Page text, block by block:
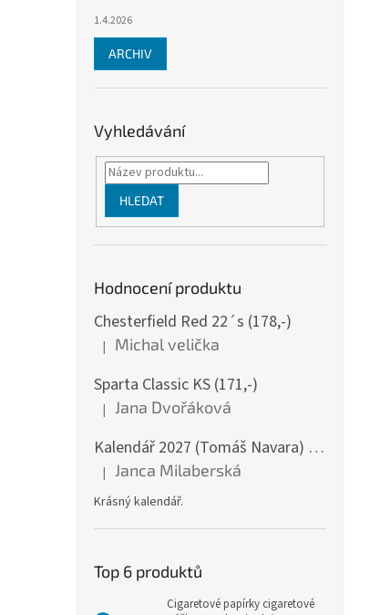
1.4.2026
ARCHIV
Vyhledávání
HLEDAT
Hodnocení produktu
Chesterfield Red 22´s (178,-)
Hodnocení produktu je 5 z 5 hvězdiček.
| Michal velička
Sparta Classic KS (171,-)
Hodnocení produktu je 5 z 5 hvězdiček.
| Jana Dvořáková
Kalendář 2027 (Tomáš Navara) - Šumava v srdci mém - nástěnný
Hodnocení produktu je 5 z 5 hvězdiček.
| Janca Milaberská
Krásný kalendář.
Top 6 produktů
Cigaretové papírky cigaretové